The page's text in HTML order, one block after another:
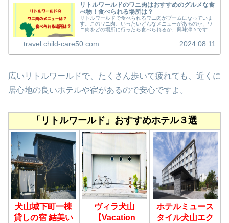
リトルワールドのワニ肉はおすすめのグルメな食
べ物！食べられる場所は？
リトルワールドで食べられるワニ肉がブームになっていま
す。このワニ肉、いったいどんなメニューがあるのか、ワ
ニ肉をどの場所に行ったら食べられるか、興味津々です
ルメな食べ物です！リトルワールドは...
travel.child-care50.com 2024.08.11
広いリトルワールドで、たくさん歩いて疲れても、近くに
居心地の良いホテルや宿があるので安心ですよ。
「リトルワールド」おすすめホテル３選
犬山城下町一棟
貸しの宿 結美い
ヴィラ犬山
【Vacation
ホテルミュース
タイル犬山エク